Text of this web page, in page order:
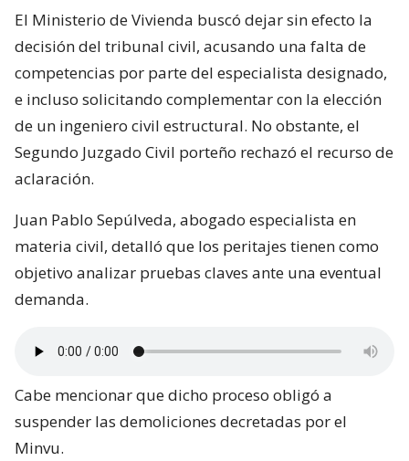
El Ministerio de Vivienda buscó dejar sin efecto la
decisión del tribunal civil, acusando una falta de
competencias por parte del especialista designado,
e incluso solicitando complementar con la elección
de un ingeniero civil estructural. No obstante, el
Segundo Juzgado Civil porteño rechazó el recurso de
aclaración.
Juan Pablo Sepúlveda, abogado especialista en
materia civil, detalló que los peritajes tienen como
objetivo analizar pruebas claves ante una eventual
demanda.
Cabe mencionar que dicho proceso obligó a
suspender las demoliciones decretadas por el
Minvu.